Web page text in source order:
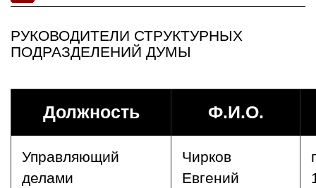
РУКОВОДИТЕЛИ СТРУКТУРНЫХ
ПОДРАЗДЕЛЕНИЙ ДУМЫ
Должность Ф.И.О.
Управляющий
делами
Чирков
Евгений